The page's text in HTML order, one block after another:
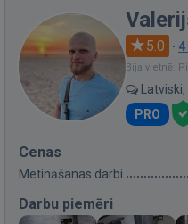
5.0 ·
Bija vietnē:
PRO
Cenas
Metināšanas darbi
Darbu piemēri